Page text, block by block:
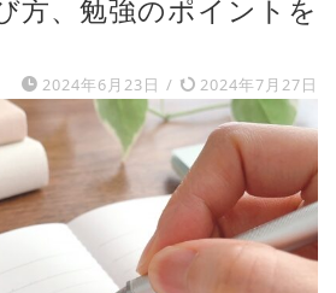
方、勉強のポイントを
2024年6月23日 / 2024年7月27日